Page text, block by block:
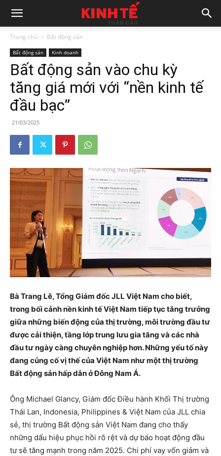
Trang chủ Bất động sản
Bất động sản Kinh doanh
Bất động sản vào chu kỳ
tăng giá mới với “nền kinh tế
đầu bạc”
21/03/2025
Bà Trang Lê, Tổng Giám đốc JLL Việt Nam cho biết,
trong bối cảnh nền kinh tế Việt Nam tiếp tục tăng trưởng
giữa những biến động của thị trường, môi trường đầu tư
được cải thiện, tầng lớp trung lưu gia tăng và các nhà
đầu tư ngày càng chuyên nghiệp hơn. Những yếu tố này
đang củng cố vị thế của Việt Nam như một thị trường
Bất động sản hấp dẫn ở Đông Nam Á.
Ông Michael Glancy, Giám đốc Điều hành Khối Thị trường
Thái Lan, Indonesia, Philippines & Việt Nam của JLL chia
sẻ, thị trường Bất động sản Việt Nam đang cho thấy
những dấu hiệu phục hồi rõ rệt và dự báo hoạt động đầu
tư sẽ tăng mạnh trong năm 2025. Chi phí vay vốn giảm và